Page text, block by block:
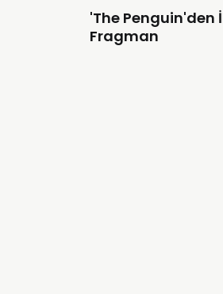
'The Penguin'den
Fragman